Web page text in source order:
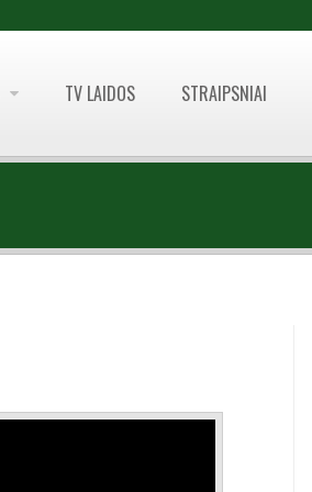
TV LAIDOS STRAIPSNIAI